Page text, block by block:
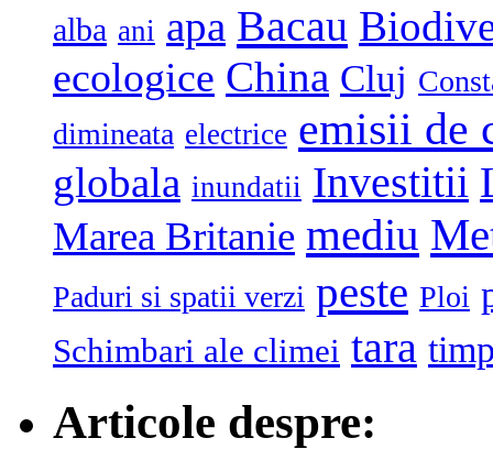
alba ani apa Bacau
ecologice China Cluj
dimineata electrice emisii de
globala inundatii Investitii
Marea Britanie mediu
Paduri si spatii verzi peste Ploi
Schimbari ale climei tara
Articole despre: